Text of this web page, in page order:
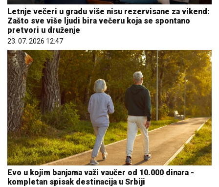
Letnje večeri u gradu više nisu rezervisane za vikend:
Zašto sve više ljudi bira večeru koja se spontano
pretvori u druženje
23. 07. 2026 12:47
Evo u kojim banjama važi vaučer od 10.000 dinara -
kompletan spisak destinacija u Srbiji